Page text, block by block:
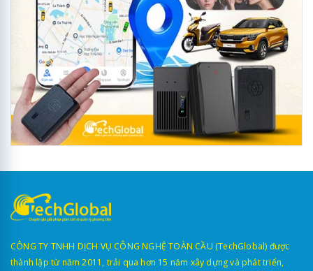
CÔNG TY TNHH DỊCH VỤ CÔNG NGHỆ TOÀN CẦU (TechGlobal) được
thành lập từ năm 2011, trải qua hơn 15 năm xây dựng và phát triển,